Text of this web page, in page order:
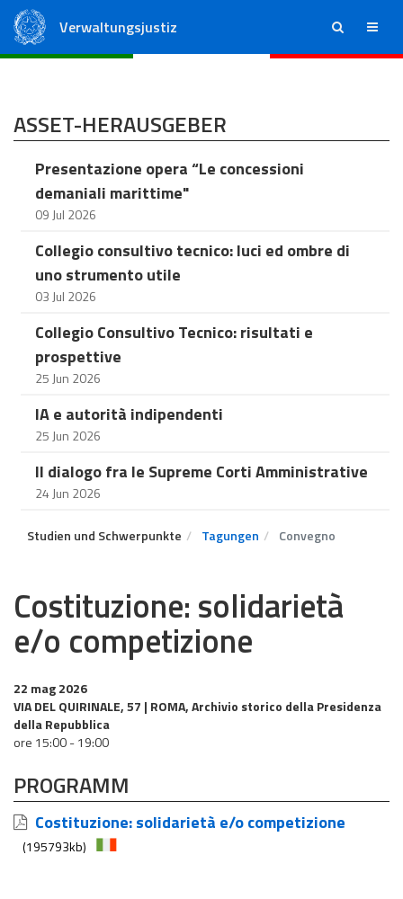
Verwaltungsjustiz ricerca menu
ASSET-HERAUSGEBER
Presentazione opera “Le concessioni
demaniali marittime"
09 Jul 2026
Collegio consultivo tecnico: luci ed ombre di
uno strumento utile
03 Jul 2026
Collegio Consultivo Tecnico: risultati e
prospettive
25 Jun 2026
IA e autorità indipendenti
25 Jun 2026
Il dialogo fra le Supreme Corti Amministrative
24 Jun 2026
Studien und Schwerpunkte Tagungen Convegno
Costituzione: solidarietà
e/o competizione
22 mag 2026
VIA DEL QUIRINALE, 57 | ROMA, Archivio storico della Presidenza
della Repubblica
ore 15:00 - 19:00
PROGRAMM
Costituzione: solidarietà e/o competizione
(195793kb)